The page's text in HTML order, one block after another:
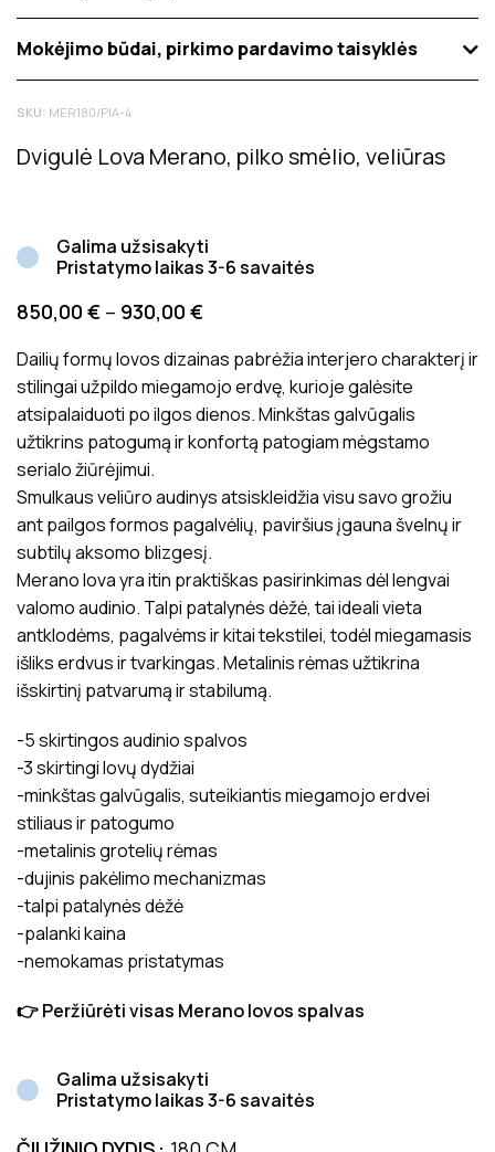
Mokėjimo būdai, pirkimo pardavimo taisyklės
SKU: MER180/PIA-4
Dvigulė Lova Merano, pilko smėlio, veliūras
Galima užsisakyti
Pristatymo laikas 3-6 savaitės
850,00 € – 930,00 €
Dailių formų lovos dizainas pabrėžia interjero charakterį ir
stilingai užpildo miegamojo erdvę, kurioje galėsite
atsipalaiduoti po ilgos dienos. Minkštas galvūgalis
užtikrins patogumą ir konfortą patogiam mėgstamo
serialo žiūrėjimui.
Smulkaus veliūro audinys atsiskleidžia visu savo grožiu
ant pailgos formos pagalvėlių, paviršius įgauna švelnų ir
subtilų aksomo blizgesį.
Merano lova yra itin praktiškas pasirinkimas dėl lengvai
valomo audinio. Talpi patalynės dėžė, tai ideali vieta
antklodėms, pagalvėms ir kitai tekstilei, todėl miegamasis
išliks erdvus ir tvarkingas. Metalinis rėmas užtikrina
išskirtinį patvarumą ir stabilumą.
-5 skirtingos audinio spalvos
-3 skirtingi lovų dydžiai
-minkštas galvūgalis, suteikiantis miegamojo erdvei
stiliaus ir patogumo
-metalinis grotelių rėmas
-dujinis pakėlimo mechanizmas
-talpi patalynės dėžė
-palanki kaina
-nemokamas pristatymas
👉 Peržiūrėti visas Merano lovos spalvas
Galima užsisakyti
Pristatymo laikas 3-6 savaitės